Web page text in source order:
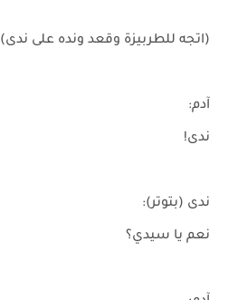
(اتجه للطربيزة وقعد ونده على ندى)
آدم:
ندى!
ندى (بتوتر):
نعم يا سيدي؟